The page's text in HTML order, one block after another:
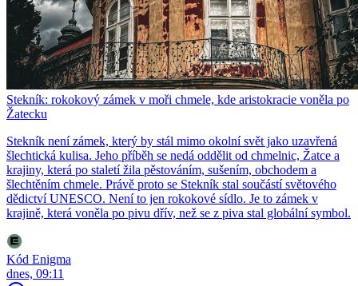
Stekník: rokokový zámek v moři chmele, kde aristokracie voněla po
Žatecku
Stekník není zámek, který by stál mimo okolní svět jako uzavřená
šlechtická kulisa. Jeho příběh se nedá oddělit od chmelnic, Žatce a
krajiny, která po staletí žila pěstováním, sušením, obchodem a
šlechtěním chmele. Právě proto se Stekník stal součástí světového
dědictví UNESCO. Není to jen rokokové sídlo. Je to zámek v
krajině, která voněla po pivu dřív, než se z piva stal globální symbol.
Kód Enigma
dnes, 09:11